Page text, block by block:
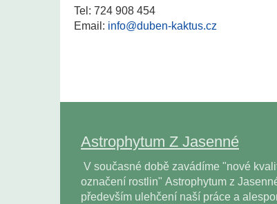
Tel: 724 908 454
Email: info@duben-kaktus.cz
Astrophytum Z Jasenné
V současné době zavádíme "nové
označení rostlin" Astrophytum z
především ulehčení naší práce a